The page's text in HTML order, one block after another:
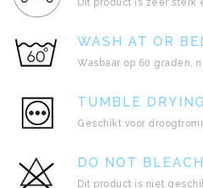
Dit product is zeer sterk
WASH AT OR
Wasbaar op 60 graden,
TUMBLE
Geschikt voor
DO NOT BLEACH
Dit product is niet